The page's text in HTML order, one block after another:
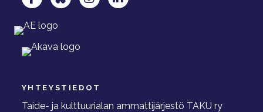
YHTEYSTIEDOT
Taide- ja kulttuurialan ammattijärjestö TAKU ry